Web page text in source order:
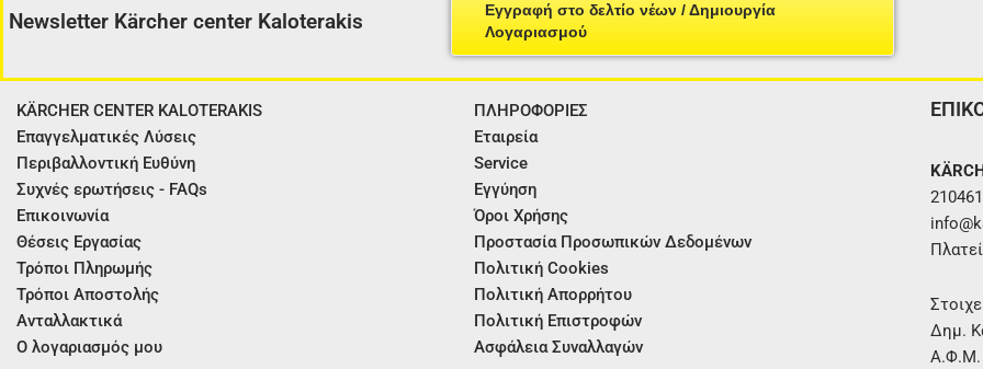
Newsletter Kärcher center Kaloterakis
Εγγραφή στο δελτίο νέων / Δημιουργία
Λογαριασμού
KÄRCHER CENTER KALOTERAKIS
Επαγγελματικές Λύσεις
Περιβαλλοντική Ευθύνη
Συχνές ερωτήσεις - FAQs
Επικοινωνία
Θέσεις Εργασίας
Τρόποι Πληρωμής
Τρόποι Αποστολής
Ανταλλακτικά
Ο λογαριασμός μου
ΠΛΗΡΟΦΟΡΙΕΣ
Εταιρεία
Service
Εγγύηση
Όροι Χρήσης
Προστασία Προσωπικών Δεδομένων
Πολιτική Cookies
Πολιτική Απορρήτου
Πολιτική Επιστροφών
Ασφάλεια Συναλλαγών
Δημ.
Α.Φ.Μ.